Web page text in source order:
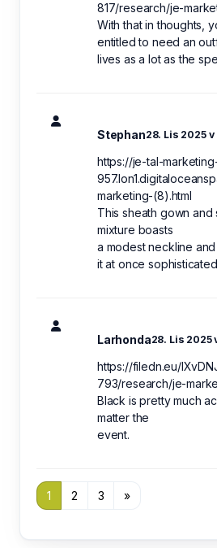
817/research/je-
With that in thoughts,
entitled to need an
lives as a lot as the
Stephan28. Lis 2025 v
https://je-tal-
marketing-(8).html
This sheath gown
mixture boasts
a modest neckline
it at once
Larhonda28. Lis 2025
https://filedn.eu/
793/research/je-
Black is pretty much
matter the
event.
1 2 3 »